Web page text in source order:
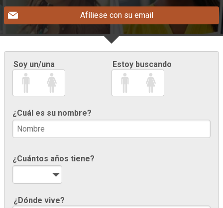
Afíliese con su email
Soy un/una Estoy buscando
¿Cuál es su nombre?
¿Cuántos años tiene?
¿Dónde vive?